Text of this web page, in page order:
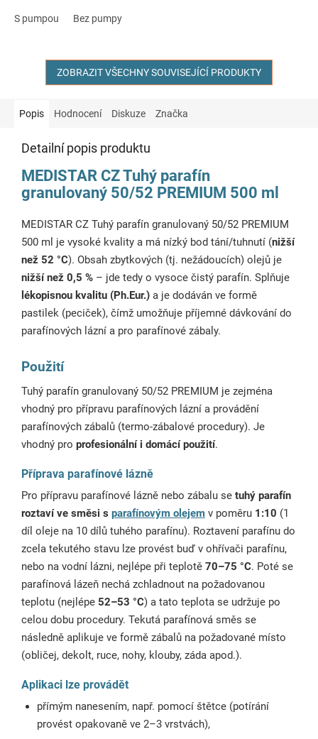
S pumpou
Bez pumpy
ZOBRAZIT VŠECHNY SOUVISEJÍCÍ PRODUKTY
Popis Hodnocení Diskuze Značka
Detailní popis produktu
MEDISTAR CZ Tuhý parafín
granulovaný 50/52 PREMIUM 500 ml
MEDISTAR CZ Tuhý parafín granulovaný 50/52 PREMIUM
500 ml je vysoké kvality a má nízký bod tání/tuhnutí (nižší
než 52 °C). Obsah zbytkových (tj. nežádoucích) olejů je
nižší než 0,5 % – jde tedy o vysoce čistý parafín. Splňuje
lékopisnou kvalitu (Ph.Eur.) a je dodáván ve formě
pastilek (peciček), čímž umožňuje příjemné dávkování do
parafínových lázní a pro parafínové zábaly.
Použití
Tuhý parafín granulovaný 50/52 PREMIUM je zejména
vhodný pro přípravu parafínových lázní a provádění
parafínových zábalů (termo-zábalové procedury). Je
vhodný pro profesionální i domácí použití.
Příprava parafínové lázně
Pro přípravu parafínové lázně nebo zábalu se tuhý parafín
roztaví ve směsi s parafínovým olejem v poměru 1:10 (1
díl oleje na 10 dílů tuhého parafínu). Roztavení parafínu do
zcela tekutého stavu lze provést buď v ohřívači parafínu,
nebo na vodní lázni, nejlépe při teplotě 70–75 °C. Poté se
parafínová lázeň nechá zchladnout na požadovanou
teplotu (nejlépe 52–53 °C) a tato teplota se udržuje po
celou dobu procedury. Tekutá parafínová směs se
následně aplikuje ve formě zábalů na požadované místo
(obličej, dekolt, ruce, nohy, klouby, záda apod.).
Aplikaci lze provádět
přímým nanesením, např. pomocí štětce (potírání
provést opakovaně ve 2–3 vrstvách),